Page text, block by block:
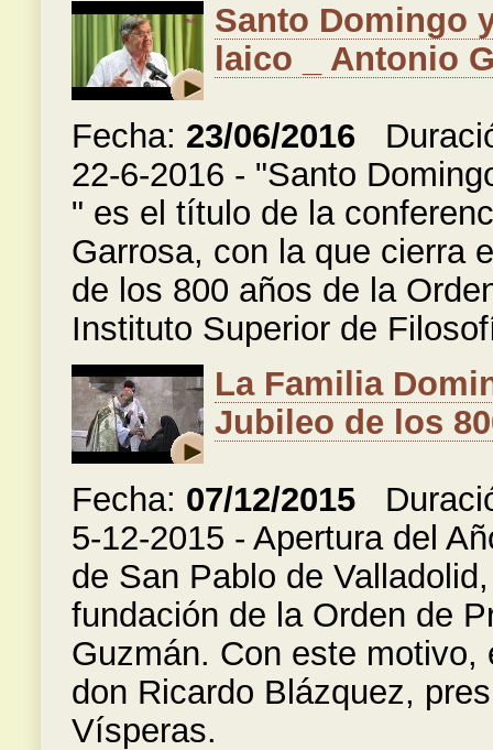
Santo Domingo
laico _ Antonio
Fecha: 23/06/2016
22-6-2016 - "Santo
" es el título de la
Garrosa, con la que cierra
de los 800 años de la
Instituto Superior de
La Familia
Jubileo de los
Fecha: 07/12/2015
5-12-2015 - Apertura del
de San Pablo de
fundación de la Orden de
Guzmán. Con este motivo,
don Ricardo Blázquez,
Vísperas.